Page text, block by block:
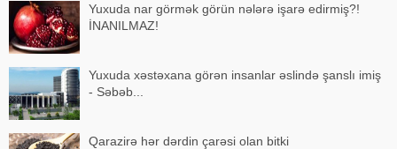
Yuxuda nar görmək görün nələrə işarə edirmiş?!
İNANILMAZ!
Yuxuda xəstəxana görən insanlar əslində şanslı imiş
- Səbəb...
Qarazirə hər dərdin çarəsi olan bitki